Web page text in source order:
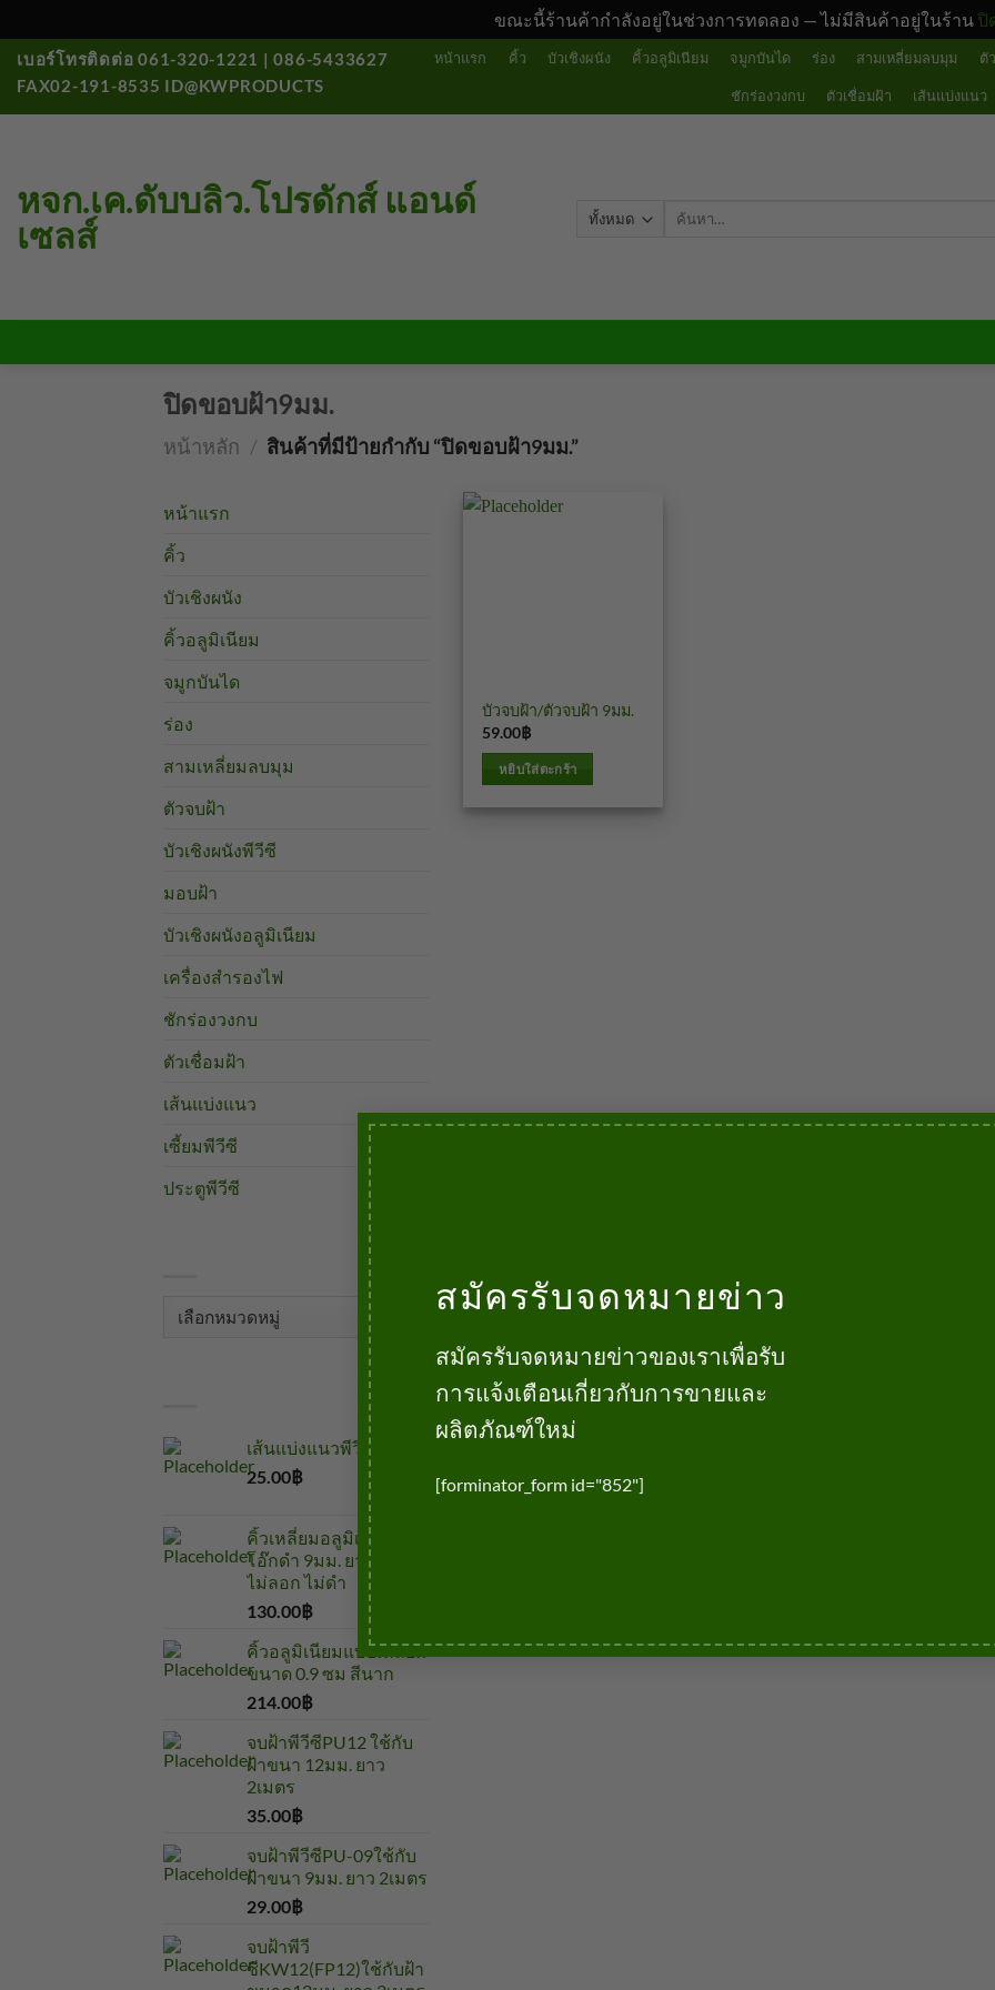
สมัครรับจดหมายข่าว
สมัครรับจดหมายข่าวของเราเพื่อรับ
การแจ้งเตือนเกี่ยวกับการขายและ
ผลิตภัณฑ์ใหม่
[forminator_form id="852"]
ขณะนี้ร้านค้ากำลังอยู่ในช่วงการทดลอง — ไม่มีสินค้าอยู่ในร้าน ปิ
ข้าม
ไป
เบอร์โทรติดต่อ 061-320-1221 | 086-5433627
FAX02-191-8535 ID@KWPRODUCTS
หน้าแรก คิ้ว บัวเชิงผนัง คิ้วอลูมิเนียม จมูกบันได ร่อง สามเหลี่ยมลบมุม ตั
ชักร่องวงกบ ตัวเชื่อมฝ้า เส้นแบ่งแนว
หจก.เค.ดับบลิว.โปรดักส์ แอนด์
เซลส์
ค้นหา:
ปิดขอบฝ้า9มม.
หน้าหลัก / สินค้าที่มีป้ายกำกับ “ปิดขอบฝ้า9มม.”
หน้าแรก
คิ้ว
บัวเชิงผนัง
คิ้วอลูมิเนียม
จมูกบันได
ร่อง
สามเหลี่ยมลบมุม
ตัวจบฝ้า
บัวเชิงผนังพีวีซี
มอบฝ้า
บัวเชิงผนังอลูมิเนียม
เครื่องสำรองไฟ
ชักร่องวงกบ
ตัวเชื่อมฝ้า
เส้นแบ่งแนว
เซี้ยมพีวีซี
ประตูพีวีซี
หมวด
เส้นแบ่งแนวพีวีซี
25.00฿
คิ้วเหลี่ยมอลูมิเนียมสี
โอ๊กดำ 9มม. ยาว2เมตร
ไม่ลอก ไม่ดำ
130.00฿
คิ้วอลูมิเนียมแบบเหลี่ยม
ขนาด 0.9 ซม สีนาก
214.00฿
จบฝ้าพีวีซีPU12 ใช้กับ
ฝ้าขนา 12มม. ยาว
2เมตร
35.00฿
จบฝ้าพีวีซีPU-09ใช้กับ
ฝ้าขนา 9มม. ยาว 2เมตร
29.00฿
จบฝ้าพีวี
ซีKW12(FP12)ใช้กับฝ้า
บัวจบฝ้า/ตัวจบฝ้า 9มม.
59.00฿
หยิบใส่ตะกร้า